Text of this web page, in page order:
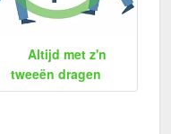
Altijd met z'n
tweeën dragen